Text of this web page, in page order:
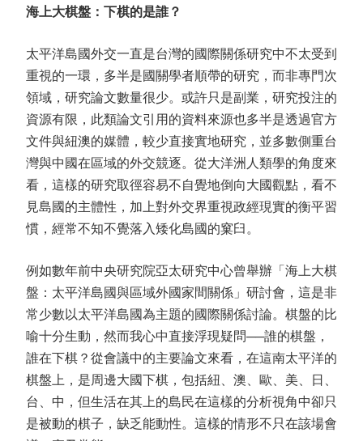
海上大棋盤：下棋的是誰？
太平洋島國外交一直是台灣的國際關係研究中不太受到
重視的一環，多半是國關學者順帶的研究，而非專門次
領域，研究論文數量很少。或許只是副業，研究投注的
資源有限，此類論文引用的資料來源也多半是透過官方
文件與紐澳的媒體，較少直接實地研究，並多數側重台
灣與中國在區域的外交競逐。從大洋洲人類學的角度來
看，這樣的研究取徑容易不自覺地倒向大國觀點，看不
見島國的主體性，加上對外交界重視政經現實的衡平習
慣，經常不知不覺落入矮化島國的窠臼。
例如數年前中央研究院亞太研究中心曾舉辦「海上大棋
盤：太平洋島國與區域外國家間關係」研討會，這是非
常少數以太平洋島國為主題的國際關係討論。棋盤的比
喻十分生動，然而我心中直接浮現疑問──誰的棋盤，
誰在下棋？從會議中的主要論文來看，在這南太平洋的
棋盤上，是周邊大國下棋，包括紐、澳、歐、美、日、
台、中，但生活在其上的島民在這樣的分析視角中卻只
是被動的棋子，缺乏能動性。這樣的情形不只在該場會